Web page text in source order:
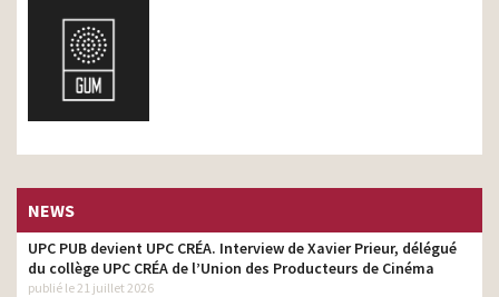
NEWS
UPC PUB devient UPC CRÉA. Interview de Xavier Prieur, délégué
du collège UPC CRÉA de l’Union des Producteurs de Cinéma
publié le 21 juillet 2026